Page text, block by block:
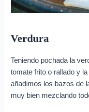
Verdura
Teniendo pochada la
tomate frito o rallado y
añadimos los bazos de
muy bien mezclando